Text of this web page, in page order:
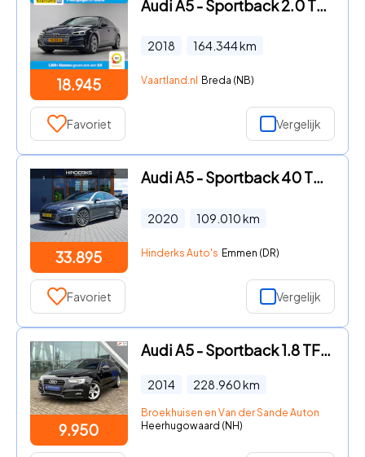
18.945
Audi A5 - Sportback 2.0 TFSI MHEV 190pk S-Line Aut. [ 2x S-line Full l
2018 164.344km
Vaartland.nl Breda (NB)
Favoriet Vergelijk
33.895
Audi A5 - Sportback 40 TFSI Competition | 3X S-Line | Pano | Martix |
2020 109.010km
Hinderks Auto's Emmen (DR)
Favoriet Vergelijk
9.950
Audi A5 - Sportback 1.8 TFSI Sport Edition 170pk Stoelverwarming / Nav
2014 228.960km
Broekhuisen en Van der Sande Automotive
Heerhugowaard (NH)